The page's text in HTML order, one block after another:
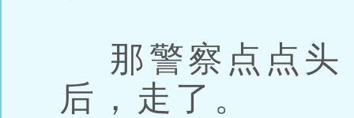
那警察点点头
后，走了。